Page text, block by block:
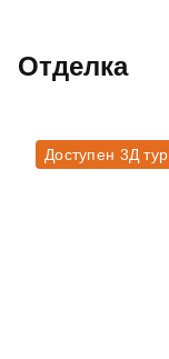
Отделка
Доступен 3Д тур